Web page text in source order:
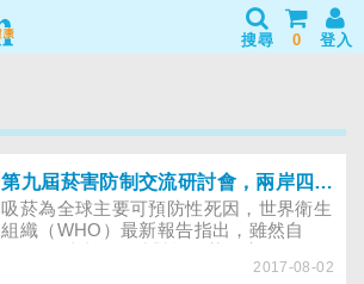
搜尋 0 登入
第九屆菸害防制交流研討會，兩岸四地結盟力抗菸商行銷
吸菸為全球主要可預防性死因，世界衛生
組織（WHO）最新報告指出，雖然自
警告及限制增加了3倍，但菸商持續積極
2017-08-02